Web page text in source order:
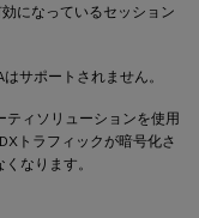
になっているセッション
サポートされません。
ティソリューションを使用
トラフィックが暗号化さ
なります。